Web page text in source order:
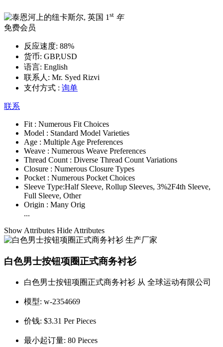
1 st 年
免费会员
反应速度: 88%
货币: GBP,USD
语言: English
联系人: Mr. Syed Rizvi
支付方式 : 询单
联系
Fit : Numerous Fit Choices
Model : Standard Model Varieties
Age : Multiple Age Preferences
Weave : Numerous Weave Preferences
Thread Count : Diverse Thread Count Variations
Closure : Numerous Closure Types
Pocket : Numerous Pocket Choices
Sleeve Type:Half Sleeve, Rollup Sleeves, 3%2F4th Sleeve,
Full Sleeve, Other
Origin : Many Orig
...
Show Attributes Hide Attributes
白色男士按钮项圈正式商务衬衫
白色男士按钮项圈正式商务衬衫 从 全球运动有限公司
模型: w-2354669
价钱: $3.31 Per Pieces
最小起订量: 80 Pieces